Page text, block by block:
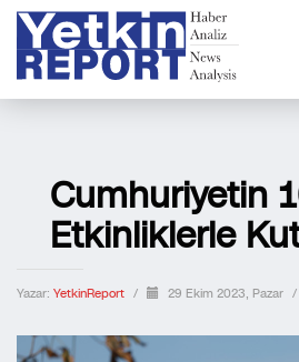
Cumhuriyetin
Etkinliklerle
Yazar: YetkinReport / 29 Ekim 2023, Pazar /